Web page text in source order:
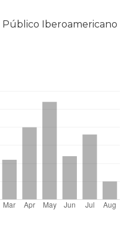
Iberoamericano